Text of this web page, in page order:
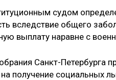
судом
вследствие общего
выплату наравне с
Санкт-Петербурга
получение социальных